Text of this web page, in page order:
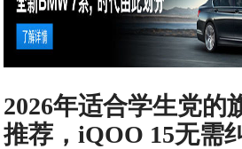
2026年适合学生党的
推荐，iQOO 15无需